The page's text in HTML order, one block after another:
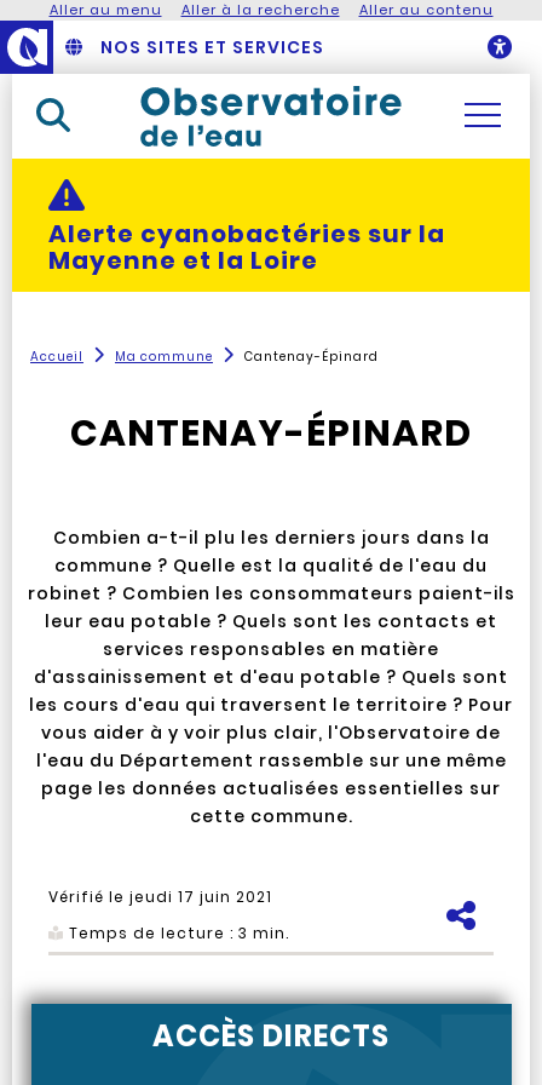
Aller au menu Aller à la recherche Aller au contenu
NOS SITES ET SERVICES
Rechercher dans le site
Actualité alerte :
Alerte cyanobactéries sur la
Mayenne et la Loire
Accueil Ma commune Cantenay-Épinard
CANTENAY-ÉPINARD
Combien a-t-il plu les derniers jours dans la
commune ? Quelle est la qualité de l'eau du
robinet ? Combien les consommateurs paient-ils
leur eau potable ? Quels sont les contacts et
services responsables en matière
d'assainissement et d'eau potable ? Quels sont
les cours d'eau qui traversent le territoire ? Pour
vous aider à y voir plus clair, l'Observatoire de
l'eau du Département rassemble sur une même
page les données actualisées essentielles sur
cette commune.
Vérifié le jeudi 17 juin 2021
Temps de lecture : 3 min.
ACCÈS DIRECTS